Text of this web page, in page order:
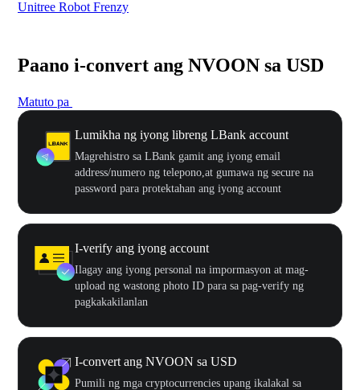
Unitree Robot Frenzy
Paano i-convert ang NVOON sa USD
Matuto pa
Lumikha ng iyong libreng LBank account
Magrehistro sa LBank gamit ang iyong email
address/numero ng telepono,at gumawa ng secure na
password para protektahan ang iyong account
I-verify ang iyong account
Ilagay ang iyong personal na impormasyon at mag-
upload ng wastong photo ID para sa pag-verify ng
pagkakakilanlan
I-convert ang NVOON sa USD
Pumili ng mga cryptocurrencies upang ikalakal sa